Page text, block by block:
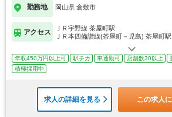
勤務地 岡山県 倉敷市
アクセス
ＪＲ宇野線 茶屋町駅
ＪＲ本四備讃線(茶屋町－児島) 茶屋町駅
年収450万円以上可 駅チカ 車通勤可 店舗数30以上
積極採用中
求人の詳細を見る この求人